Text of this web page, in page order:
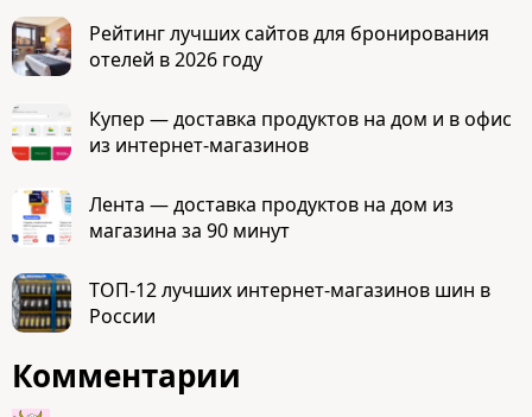
Рейтинг лучших сайтов для бронирования
отелей в 2026 году
Купер — доставка продуктов на дом и в офис
из интернет-магазинов
Лента — доставка продуктов на дом из
магазина за 90 минут
ТОП-12 лучших интернет-магазинов шин в
России
Комментарии